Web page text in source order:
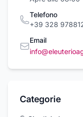
Telefono
+39 328
Email
Categorie